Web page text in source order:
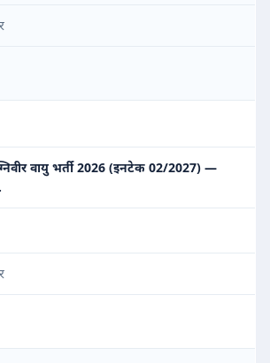
वायु भर्ती 2026 (इनटेक 02/2027) —